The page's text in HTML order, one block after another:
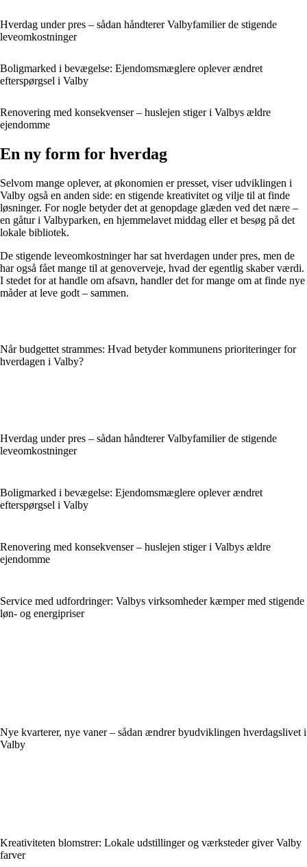
Hverdag under pres – sådan håndterer Valbyfamilier de stigende
leveomkostninger
Boligmarked i bevægelse: Ejendomsmæglere oplever ændret
efterspørgsel i Valby
Renovering med konsekvenser – huslejen stiger i Valbys ældre
ejendomme
En ny form for hverdag
Selvom mange oplever, at økonomien er presset, viser udviklingen i
Valby også en anden side: en stigende kreativitet og vilje til at finde
løsninger. For nogle betyder det at genopdage glæden ved det nære –
en gåtur i Valbyparken, en hjemmelavet middag eller et besøg på det
lokale bibliotek.
De stigende leveomkostninger har sat hverdagen under pres, men de
har også fået mange til at genoverveje, hvad der egentlig skaber værdi.
I stedet for at handle om afsavn, handler det for mange om at finde nye
måder at leve godt – sammen.
Når budgettet strammes: Hvad betyder kommunens prioriteringer for
hverdagen i Valby?
Hverdag under pres – sådan håndterer Valbyfamilier de stigende
leveomkostninger
Boligmarked i bevægelse: Ejendomsmæglere oplever ændret
efterspørgsel i Valby
Renovering med konsekvenser – huslejen stiger i Valbys ældre
ejendomme
Service med udfordringer: Valbys virksomheder kæmper med stigende
løn- og energipriser
Nye kvarterer, nye vaner – sådan ændrer byudviklingen hverdagslivet i
Valby
Kreativiteten blomstrer: Lokale udstillinger og værksteder giver Valby
farver